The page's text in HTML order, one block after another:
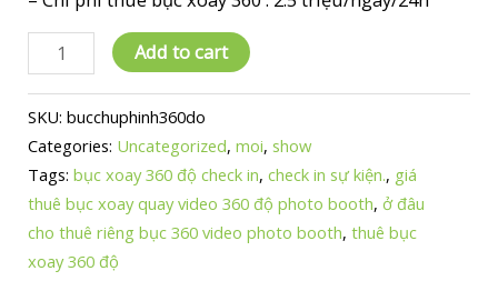
CHO
THUÊ
BỤC
XOAY
360
ĐỘ
QUAY
CHỤP
CHECK
Add to cart
SKU:bucchuphinh360do
Categories: Uncategorized,moi, show
Tags:bục xoay 360 độ check in,check in sự kiện., giá
thuê bục xoay quay video 360 độ photo booth, ở đâu
cho thuê riêng bục 360 video photo booth,thuê bục
xoay 360 độ